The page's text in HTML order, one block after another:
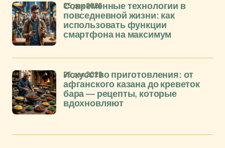
Современные технологии в
повседневной жизни: как
использовать функции
смартфона на максимум
25 дек 2025
Искусство приготовления: от
афганского казана до креветок
бара — рецепты, которые
вдохновляют
25 дек 2025